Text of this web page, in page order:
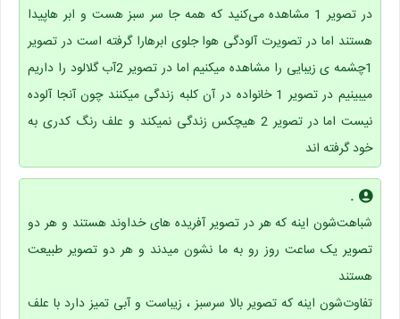
در تصویر 1 مشاهده می‌کنید که همه جا سر سبز هست و ابر هاپیدا
هستند اما در تصویرت آلودگی هوا جلوی ابرهارا گرفته است در تصویر
1چشمه ی زیبایی را مشاهده میکنیم اما در تصویر 2آب گلالود را داریم
میبینیم در تصویر 1 خانواده در آن کلبه زندگی میکنند چون آنجا آلوده
نیست اما در تصویر 2 هیچکس زندگی نمیکند و علف رنگ کدری به
خود گرفته اند
.
شباهت‌شون اینه که هر در تصویر آفریده های خداوند هستند و هر دو
تصویر یک ساعت روز رو به ما نشون میدند و هر دو تصویر طبیعت
هستند
تفاوت‌شون اینه که تصویر بالا سرسبز ، زیباست و آبی تمیز دارد با علف